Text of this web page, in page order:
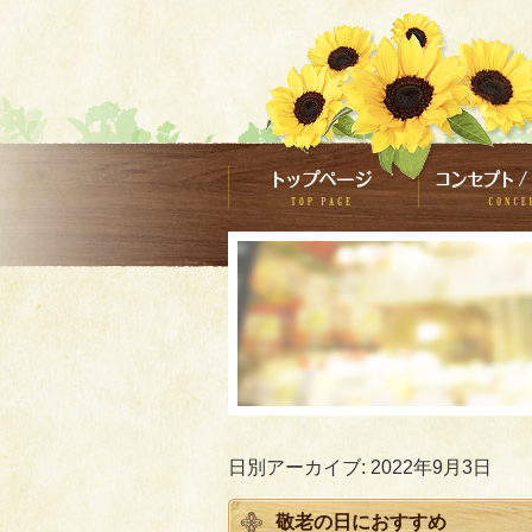
日別アーカイブ: 2022年9月3日
敬老の日におすすめ